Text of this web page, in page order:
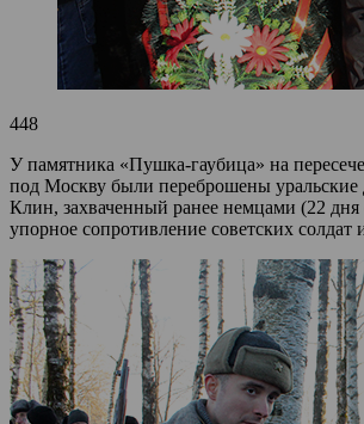
448
У памятника «Пушка-гаубица» на
под Москву были переброшены уральские
Клин, захваченный ранее немцами (22
упорное сопротивление советских